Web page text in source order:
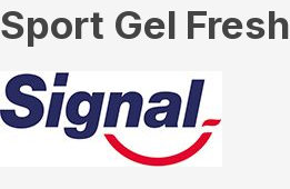
Sport Gel Fresh